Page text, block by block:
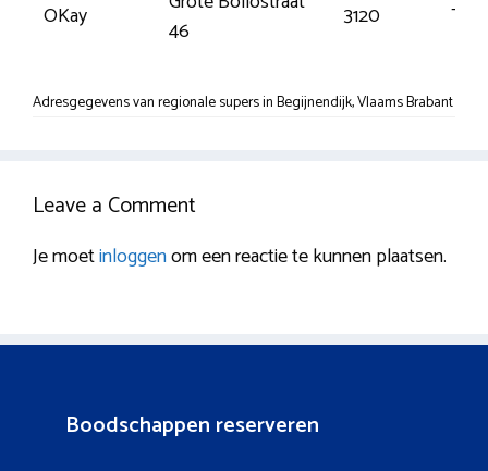
OKay
46
3120
Adresgegevens van regionale supers in Begijnendijk, Vlaams Brabant
Leave a Comment
Je moetinloggenom een reactie te kunnen plaatsen.
Boodschappen reserveren